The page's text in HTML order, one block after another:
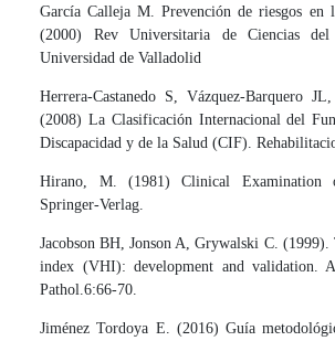
García Calleja M. Prevención de riesgos en
(2000) Rev Universitaria de Ciencias del
Universidad de Valladolid
Herrera-Castanedo S, Vázquez-Barquero
(2008) La Clasificación Internacional del
Discapacidad y de la Salud (CIF).
Hirano, M. (1981) Clinical Examination
Springer-Verlag.
Jacobson BH, Jonson A, Grywalski C. (1999).
index (VHI): development and validation.
Pathol.6:66-70.
Jiménez Tordoya E. (2016) Guía